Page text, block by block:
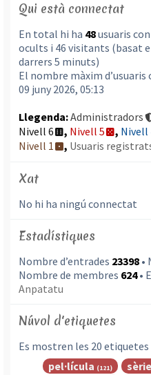
Qui està connectat
En total hi ha 48usuaris
ocults i 46 visitants (basat
darrers 5 minuts)
El nombre màxim
09 juny 2026, 05:13
Llegenda:Administradors
Nivell 6
, Nivell 5 , Nivell
Nivell 1
, Usuaris
Xat
No hi ha ningú connectat
Estadístiques
Nombre d’entrades 23398 •
Nombre de membres 624•
Anpatatu
Núvol d'etiquetes
Es mostren les 20 etiquetes
pel·lícula (121) sèrie